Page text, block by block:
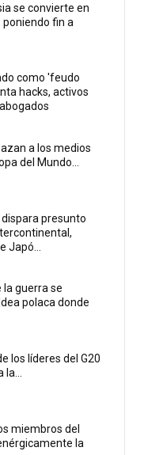
se convierte en
fin a
como 'feudo
hacks, activos
a los medios
del Mundo...
presunto
Japó...
la guerra se
polaca donde
los líderes del G20
miembros del
la